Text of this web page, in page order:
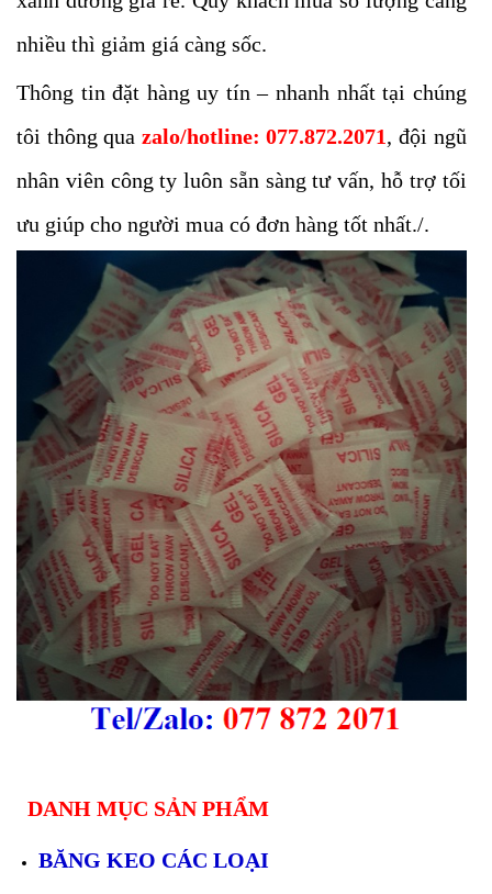
nhiều thì giảm giá càng sốc.
Thông tin đặt hàng uy tín – nhanh nhất tại chúng
tôi thông qua zalo/hotline: 077.872.2071, đội ngũ
nhân viên công ty luôn sẵn sàng tư vấn, hỗ trợ tối
ưu giúp cho người mua có đơn hàng tốt nhất./.
DANH MỤC SẢN PHẨM
BĂNG KEO CÁC LOẠI